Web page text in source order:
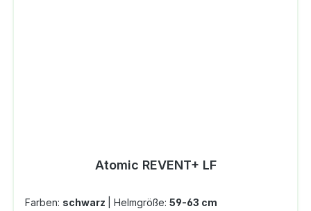
uvex IAS System Verschließbares
KlimaregulierungHochwertige Coolmax-
Atomic REVENT+ LF
Farben: schwarz Helmgröße: 59-63 cm